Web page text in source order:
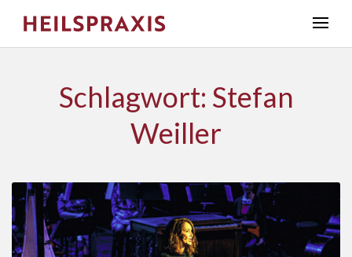
Schlagwort: Stefan
Weiller